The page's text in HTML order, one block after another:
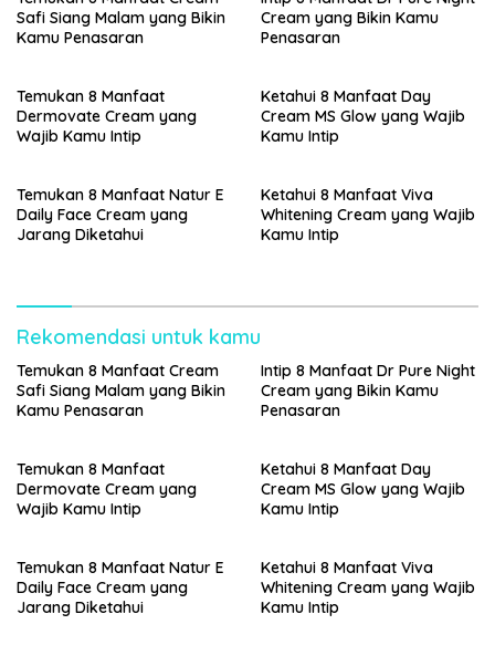
Safi Siang Malam yang Bikin
Kamu Penasaran
Cream yang Bikin Kamu
Penasaran
Temukan 8 Manfaat
Dermovate Cream yang
Wajib Kamu Intip
Ketahui 8 Manfaat Day
Cream MS Glow yang Wajib
Kamu Intip
Temukan 8 Manfaat Natur E
Daily Face Cream yang
Jarang Diketahui
Ketahui 8 Manfaat Viva
Whitening Cream yang Wajib
Kamu Intip
Rekomendasi untuk kamu
Temukan 8 Manfaat Cream
Safi Siang Malam yang Bikin
Kamu Penasaran
Intip 8 Manfaat Dr Pure Night
Cream yang Bikin Kamu
Penasaran
Temukan 8 Manfaat
Dermovate Cream yang
Wajib Kamu Intip
Ketahui 8 Manfaat Day
Cream MS Glow yang Wajib
Kamu Intip
Temukan 8 Manfaat Natur E
Daily Face Cream yang
Jarang Diketahui
Ketahui 8 Manfaat Viva
Whitening Cream yang Wajib
Kamu Intip